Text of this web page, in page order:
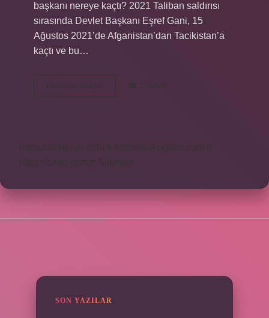
başkanı nereye kaçtı? 2021 Taliban saldırısı
sırasında Devlet Başkanı Eşref Gani, 15
Ağustos 2021’de Afganistan’dan Tacikistan’a
kaçtı ve bu…
Devamını okuyun
Afganistan
Şu
2 Yorum
https://safderun.com.tr
https://sokoglam.com.tr
https://sinto.com.tr
Sitemap
SON YAZILAR